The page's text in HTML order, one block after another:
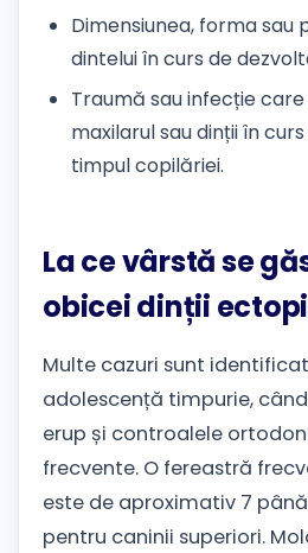
Dimensiunea, forma sau
dintelui în curs de
Traumă sau infecție
maxilarul sau dinții în
timpul copilăriei.
La ce vârstă se
obicei dinții
Multe cazuri sunt
adolescență timpurie,
erup și controalele
frecvente. O fereastră
este de aproximativ 7
pentru caninii superiori.